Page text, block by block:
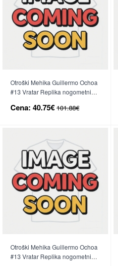
Otroški Mehika Guillermo Ochoa
#13 Vratar Replika nogometni
Kratek Rokav (+ hlače)
Cena: 40.75€ 101.88€
Otroški Mehika Guillermo Ochoa
#13 Vratar Replika nogometni